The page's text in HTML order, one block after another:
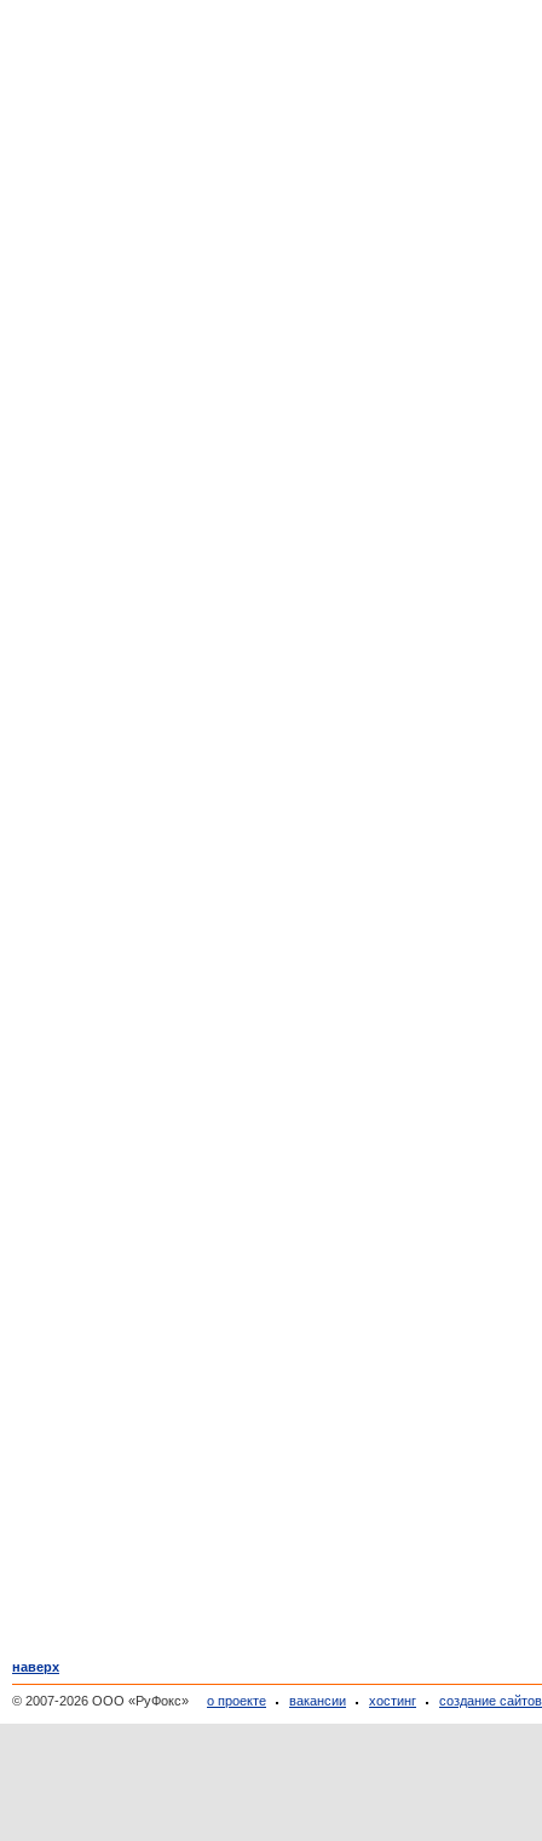
наверх
© 2007-2026 ООО «РуФокс» о проекте вакансии хостинг создание сайтов